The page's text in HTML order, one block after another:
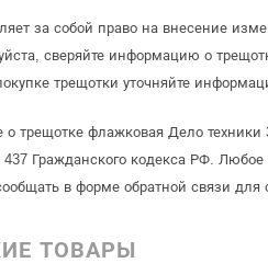
за собой право на внесение
сверяйте информацию о
трещотки уточняйте
трещотке флажковая Дело
Гражданского кодекса РФ. Любое
в форме обратной связи для
ТОВАРЫ